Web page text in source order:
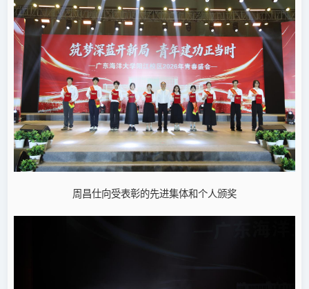
周昌仕向受表彰的先进集体和个人颁奖